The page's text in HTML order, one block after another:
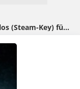
Key) für Newsletter